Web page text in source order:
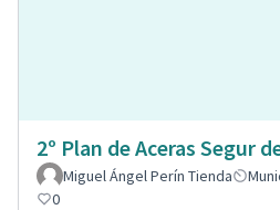
2º Plan de Aceras Segur
Miguel Ángel Perín Tienda
0